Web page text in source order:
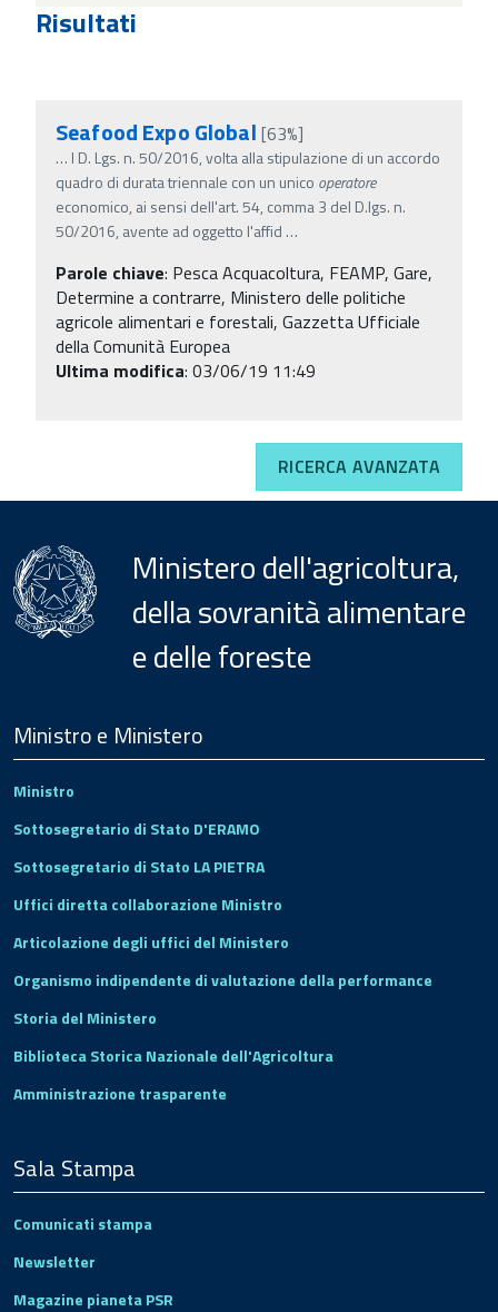
Risultati
Seafood Expo Global [63%]
… l D. Lgs. n. 50/2016, volta alla stipulazione di un accordo
quadro di durata triennale con un unico operatore
economico, ai sensi dell'art. 54, comma 3 del D.lgs. n.
50/2016, avente ad oggetto l'affid …
Parole chiave: Pesca Acquacoltura, FEAMP, Gare,
Determine a contrarre, Ministero delle politiche
agricole alimentari e forestali, Gazzetta Ufficiale
della Comunità Europea
Ultima modifica: 03/06/19 11:49
RICERCA AVANZATA
Ministero dell'agricoltura,
della sovranità alimentare
e delle foreste
Footer
Ministro e Ministero
Ministro
Sottosegretario di Stato D'ERAMO
Sottosegretario di Stato LA PIETRA
Uffici diretta collaborazione Ministro
Articolazione degli uffici del Ministero
Organismo indipendente di valutazione della performance
Storia del Ministero
Biblioteca Storica Nazionale dell'Agricoltura
Amministrazione trasparente
Sala Stampa
Comunicati stampa
Newsletter
Magazine pianeta PSR